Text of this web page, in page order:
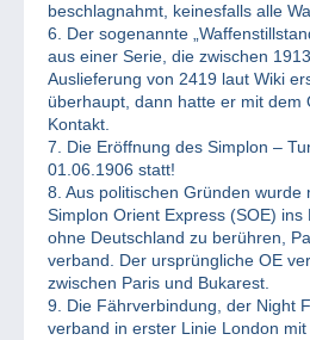
beschlagnahmt, keinesfalls alle
6. Der sogenannte
aus einer Serie, die zwischen
Auslieferung von 2419 laut Wiki
überhaupt, dann hatte er mit dem
Kontakt.
7. Die Eröffnung des Simplon –
01.06.1906 statt!
8. Aus politischen Gründen wurde
Simplon Orient Express (SOE)
ohne Deutschland zu berühren,
verband. Der ursprüngliche OE
zwischen Paris und Bukarest.
9. Die Fährverbindung, der Night
verband in erster Linie London